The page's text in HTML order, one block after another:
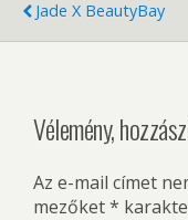
Jade X BeautyBay
Vélemény,
Az e-mail címet
mezőket*